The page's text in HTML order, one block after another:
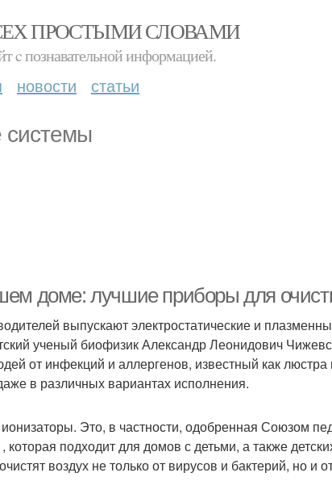
ПРОСТЫМИ СЛОВАМИ
c познавательной информацией.
новости статьи
системы
доме: лучшие приборы для
выпускают электростатические и
ученый биофизик Александр Леонидович
от инфекций и аллергенов, известный как
в различных вариантах исполнения.
Это, в частности, одобренная Союзом
подходит для домов с детьми, а также
воздух не только от вирусов и бактерий, но и